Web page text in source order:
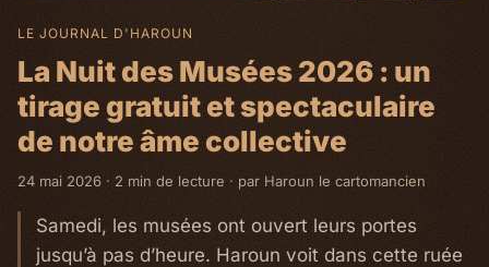
LE JOURNAL D'HAROUN
La Nuit des Musées 2026 : un
tirage gratuit et spectaculaire
de notre âme collective
24 mai 2026 · 2 min de lecture · par Haroun le cartomancien
Samedi, les musées ont ouvert leurs portes
jusqu’à pas d’heure. Haroun voit dans cette ruée